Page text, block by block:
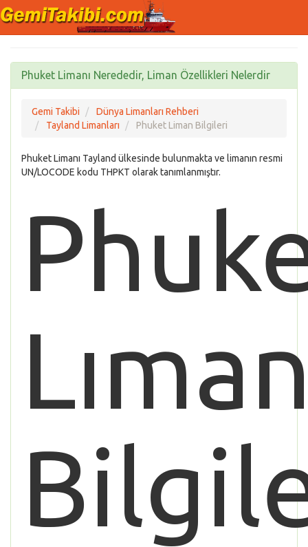
Phuket Limanı Nerededir, Liman Özellikleri Nelerdir
Gemi Takibi
Dünya Limanları Rehberi
Tayland Limanları
Phuket Liman Bilgileri
Phuket Limanı Tayland ülkesinde bulunmakta ve limanın resmi
UN/LOCODE kodu THPKT olarak tanımlanmıştır.